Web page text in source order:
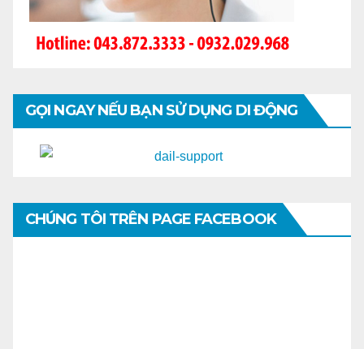
GỌI NGAY NẾU BẠN SỬ DỤNG DI ĐỘNG
CHÚNG TÔI TRÊN PAGE FACEBOOK